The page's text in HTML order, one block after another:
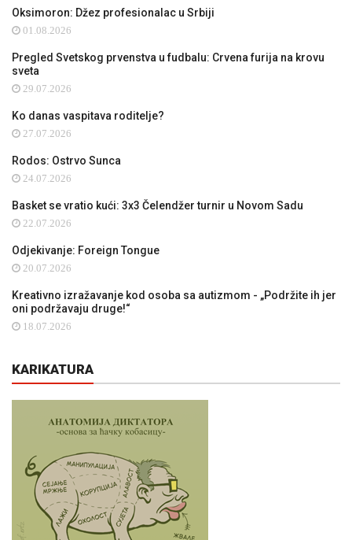
Oksimoron: Džez profesionalac u Srbiji
01.08.2026
Pregled Svetskog prvenstva u fudbalu: Crvena furija na krovu
sveta
29.07.2026
Ko danas vaspitava roditelje?
27.07.2026
Rodos: Ostrvo Sunca
24.07.2026
Basket se vratio kući: 3x3 Čelendžer turnir u Novom Sadu
22.07.2026
Odjekivanje: Foreign Tongue
20.07.2026
Kreativno izražavanje kod osoba sa autizmom - „Podržite ih jer
oni podržavaju druge!“
18.07.2026
KARIKATURA